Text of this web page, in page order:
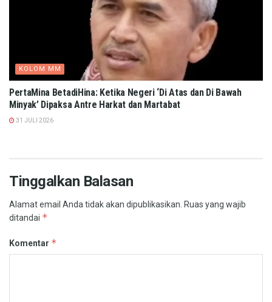
KOLOM MM
PertaMina BetadiHina: Ketika Negeri ‘Di Atas dan Di Bawah
Minyak’ Dipaksa Antre Harkat dan Martabat​
31 JULI 2026
Tinggalkan Balasan
Alamat email Anda tidak akan dipublikasikan. Ruas yang wajib
ditandai *
Komentar *